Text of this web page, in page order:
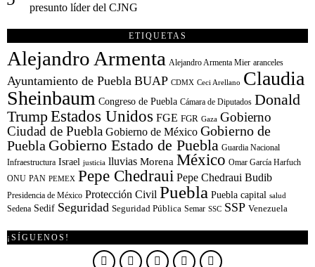
presunto líder del CJNG
ETIQUETAS
Alejandro Armenta Alejandro Armenta Mier aranceles
Ayuntamiento de Puebla BUAP CDMX Ceci Arellano Claudia
Sheinbaum Congreso de Puebla Cámara de Diputados Donald
TrumpEstados Unidos FGE FGR Gaza Gobierno
Ciudad de Puebla Gobierno de México Gobierno de
Puebla Gobierno Estado de Puebla Guardia Nacional
Infraestructura Israel justicia lluvias Morena México Omar García Harfuch
ONU PAN PEMEX Pepe Chedraui Pepe Chedraui Budib
Presidencia de México Protección Civil Puebla Puebla capital salud
Sedena Sedif Seguridad Seguridad Pública Semar SSC SSP Venezuela
¡SÍGUENOS!